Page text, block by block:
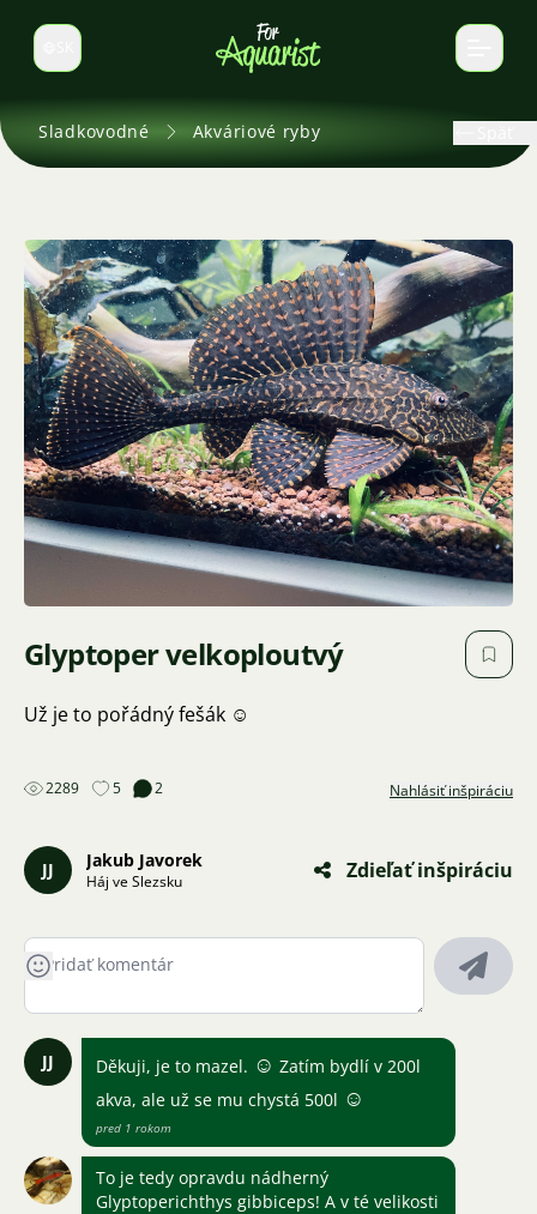
Prepnúť jazyk
Sladkovodné Akváriové ryby
Glyptoper velkoploutvý
Už je to pořádný fešák ☺️
2289 5 2 Nahlásiť inšpiráciu
JJ Jakub Javorek
Háj ve Slezsku Zdieľať inšpiráciu
JJ Děkuji, je to mazel. ☺ Zatím bydlí v 200l
akva, ale už se mu chystá 500l ☺
pred 1 rokom
To je tedy opravdu nádherný
Glyptoperichthys gibbiceps! A v té velikosti